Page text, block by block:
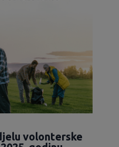
volonterske